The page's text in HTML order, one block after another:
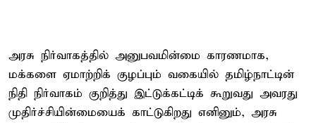
அரசு நிர்வாகத்தில் அனுபவமின்மை காரணமாக,
மக்களை ஏமாற்றிக் குழப்பும் வகையில் தமிழ்நாட்டின்
நிதி நிர்வாகம் குறித்து இட்டுக்கட்டிக் கூறுவது அவரது
முதிர்ச்சியின்மையைக் காட்டுகிறது எனினும், அரசு